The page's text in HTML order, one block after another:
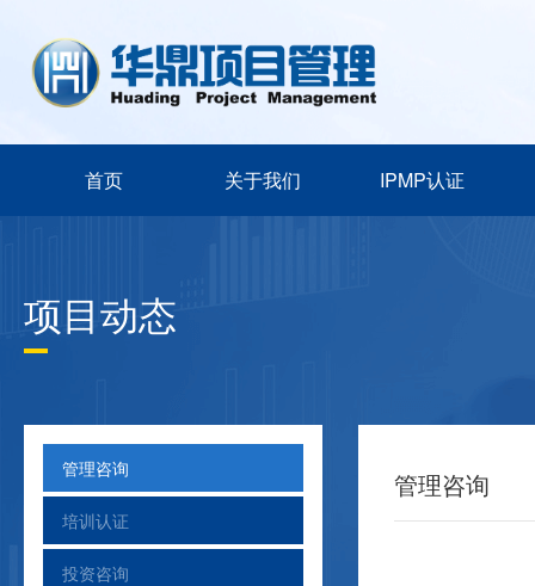
首页 关于我们 IPMP认证
项目动态
管理咨询
培训认证
投资咨询
管理咨询